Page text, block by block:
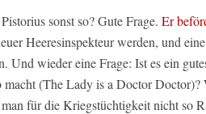
sonst so? Gute Frage. Er
Heeresinspekteur werden, und
Und wieder eine Frage: Ist es ein
(The Lady is a Doctor Doctor)?
für die Kriegstüchtigkeit nicht so